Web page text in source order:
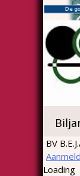
BV
Loading